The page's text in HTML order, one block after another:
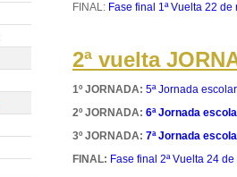
FINAL: Fase final 1ª Vuelta 22
2ª vuelta
1º JORNADA: 5ª Jornada
2º JORNADA: 6ª Jornada
3º JORNADA: 7ª Jornada
FINAL: Fase final 2ª Vuelta 24